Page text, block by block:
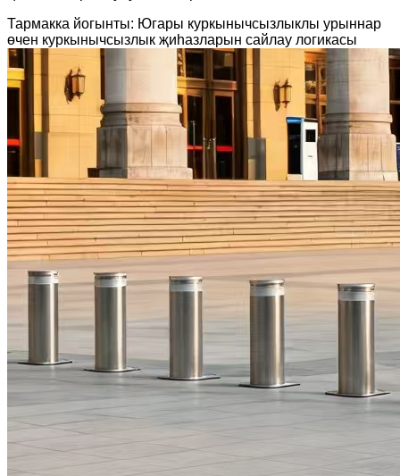
Тармакка йогынты: Югары куркынычсызлыклы урыннар
өчен куркынычсызлык җиһазларын сайлау логикасы